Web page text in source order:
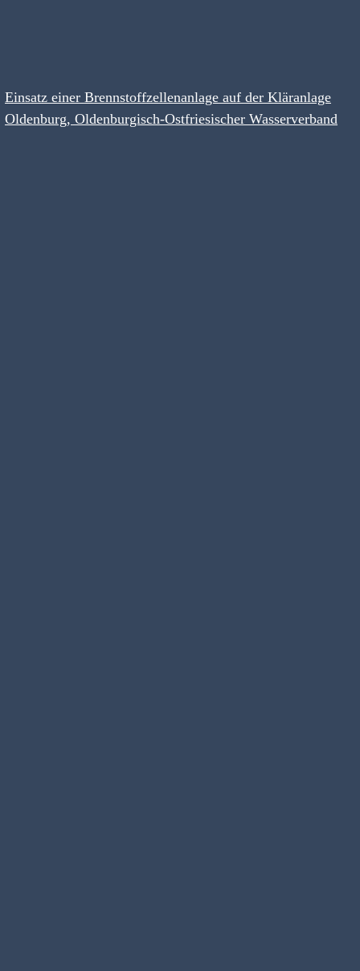
Einsatz einer Brennstoffzellenanlage auf der Kläranlage
Oldenburg, Oldenburgisch-Ostfriesischer Wasserverband